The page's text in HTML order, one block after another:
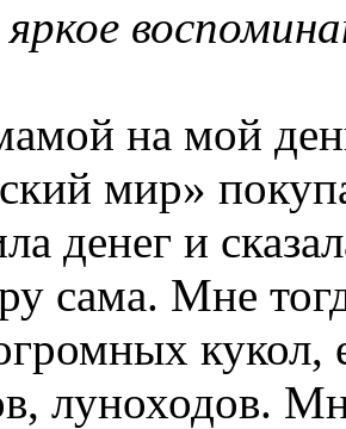
на мой
мир»
денег и
сама. Мне
луноходов.